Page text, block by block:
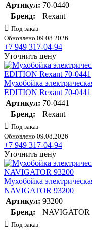
Артикул: 70-0440
Бренд:
Rexant
Под заказ
Обновлено 09.08.2026
+7 949 317-04-94
Уточнить цену
Мухобойка
EDITION Rexant 70-0441
Артикул: 70-0441
Бренд:
Rexant
Под заказ
Обновлено 09.08.2026
+7 949 317-04-94
Уточнить цену
Мухобойка
NAVIGATOR 93200
Артикул: 93200
Бренд:
NAVIGATOR
Под заказ